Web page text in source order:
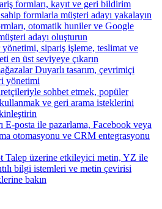
formları, kayıt ve geri bildirim
formlarla müşteri adayı yakalayın
otomatik huniler ve Google
adayı oluşturun
sipariş işleme, teslimat ve
en üst seviyeye çıkarın
Duyarlı tasarım, çevrimiçi
yönetimi
sohbet etmek, popüler
ve geri arama isteklerini
E-posta ile pazarlama, Facebook veya
otomasyonu ve CRM entegrasyonu
Talep üzerine etkileyici metin, YZ ile
bilgi istemleri ve metin çevirisi
bakın